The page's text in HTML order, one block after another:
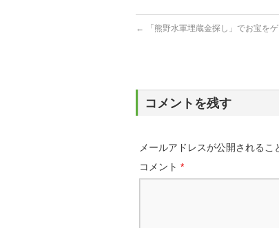
← 「熊野水軍埋蔵金探し」でお宝をゲ
コメントを残す
メールアドレスが公開されるこ
コメント *